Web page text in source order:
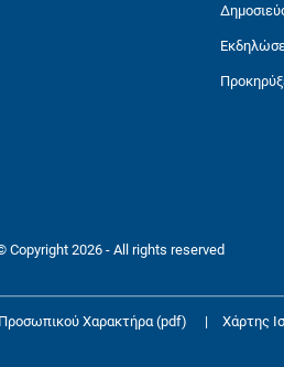
2026 - All rights reserved
Χαρακτήρα (pdf) | Χάρτης